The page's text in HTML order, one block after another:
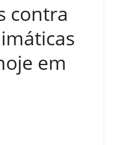
contra
em